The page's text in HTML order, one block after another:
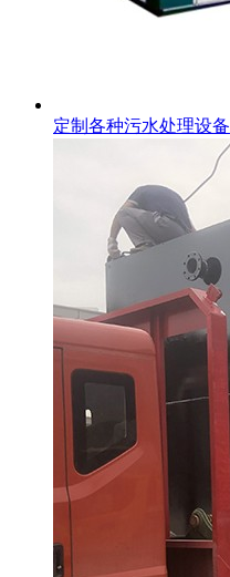
定制各种污水处理设备